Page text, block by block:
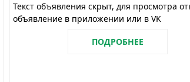
Текст объявления скрыт, для просмотра
объявление в приложении или в VK
ПОДРОБНЕЕ